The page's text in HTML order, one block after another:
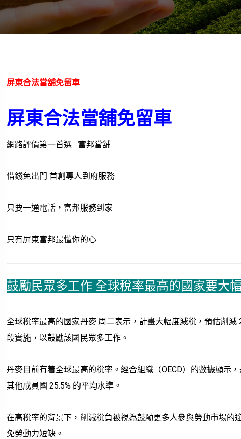
屏東合法當舖免留車
屏東合法當舖免留車
網路評價第一首選 富邦當舖
借錢免出門 首創專人到府服務
只要一通電話，富邦服務到家
只有屏東富邦最懂你的心
鼓勵民眾多工作 全球稅率最高的國家要大
全球稅率最高的國家丹麥 周二表示，計畫大幅度減稅，預估削
段實施，以鼓勵該國民眾多工作。
丹麥目前有着全球最高的稅率。經合組織（OECD）的數據顯示
其他成員國 25.5% 的平均水準。
在高稅率的背景下，削減稅負被視為鼓勵更多人參與勞動市場
免勞動力短缺。